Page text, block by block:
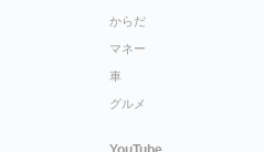
からだ
マネー
車
グルメ